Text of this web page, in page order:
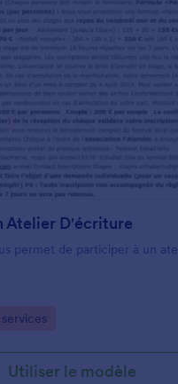
Atelier D'écriture
permet de participer à un
Utiliser le modèle